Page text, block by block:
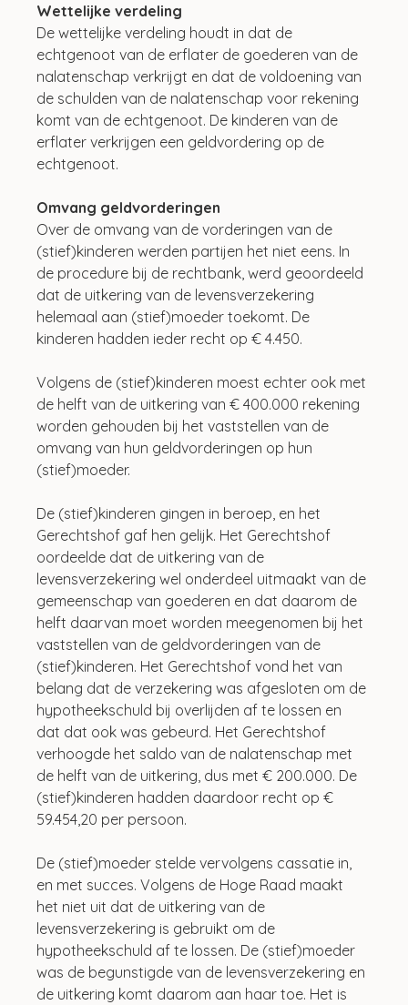
Wettelijke verdeling
De wettelijke verdeling houdt in dat de
echtgenoot van de erflater de goederen van de
nalatenschap verkrijgt en dat de voldoening van
de schulden van de nalatenschap voor rekening
komt van de echtgenoot. De kinderen van de
erflater verkrijgen een geldvordering op de
echtgenoot.
Omvang geldvorderingen
Over de omvang van de vorderingen van de
(stief)kinderen werden partijen het niet eens. In
de procedure bij de rechtbank, werd geoordeeld
dat de uitkering van de levensverzekering
helemaal aan (stief)moeder toekomt. De
kinderen hadden ieder recht op € 4.450.
Volgens de (stief)kinderen moest echter ook met
de helft van de uitkering van € 400.000 rekening
worden gehouden bij het vaststellen van de
omvang van hun geldvorderingen op hun
(stief)moeder.
De (stief)kinderen gingen in beroep, en het
Gerechtshof gaf hen gelijk. Het Gerechtshof
oordeelde dat de uitkering van de
levensverzekering wel onderdeel uitmaakt van de
gemeenschap van goederen en dat daarom de
helft daarvan moet worden meegenomen bij het
vaststellen van de geldvorderingen van de
(stief)kinderen. Het Gerechtshof vond het van
belang dat de verzekering was afgesloten om de
hypotheekschuld bij overlijden af te lossen en
dat dat ook was gebeurd. Het Gerechtshof
verhoogde het saldo van de nalatenschap met
de helft van de uitkering, dus met € 200.000. De
(stief)kinderen hadden daardoor recht op €
59.454,20 per persoon.
De (stief)moeder stelde vervolgens cassatie in,
en met succes. Volgens de Hoge Raad maakt
het niet uit dat de uitkering van de
levensverzekering is gebruikt om de
hypotheekschuld af te lossen. De (stief)moeder
was de begunstigde van de levensverzekering en
de uitkering komt daarom aan haar toe. Het is